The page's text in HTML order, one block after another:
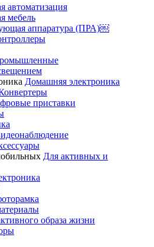
автоматизация
мебель
аппаратура (ПРА)￼
Домашняя электроника
приставки
Для активных и
образа жизни